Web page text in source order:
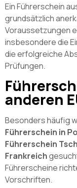
Ein Führerschein
grundsätzlich
Voraussetzungen
insbesondere die
die erfolgreiche
Prüfungen.
anderen
Besonders häufig
Führerschein in
Führerschein
Frankreich
Führerscheine
Vorschriften.